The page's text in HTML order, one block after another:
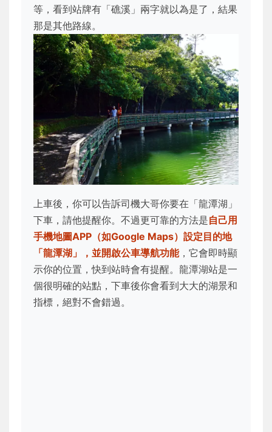
等，看到站牌有「礁溪」兩字就以為是了，結果
那是其他路線。
上車後，你可以告訴司機大哥你要在「龍潭湖」
下車，請他提醒你。不過更可靠的方法是自己用
手機地圖APP（如Google Maps）設定目的地
「龍潭湖」，並開啟公車導航功能，它會即時顯
示你的位置，快到站時會有提醒。龍潭湖站是一
個很明確的站點，下車後你會看到大大的湖景和
指標，絕對不會錯過。